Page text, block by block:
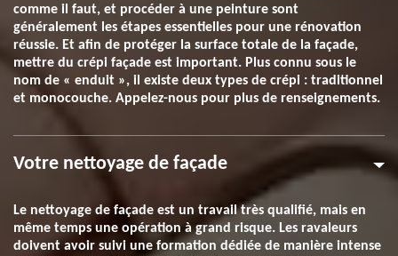
comme il faut, et procéder à une peinture sont
généralement les étapes essentielles pour une rénovation
réussie. Et afin de protéger la surface totale de la façade,
mettre du crépi façade est important. Plus connu sous le
nom de « enduit », il existe deux types de crépi : traditionnel
et monocouche. Appelez-nous pour plus de renseignements.
Votre nettoyage de façade
Le nettoyage de façade est un travail très qualifié, mais en
même temps une opération à grand risque. Les ravaleurs
doivent avoir suivi une formation dédiée de manière intense